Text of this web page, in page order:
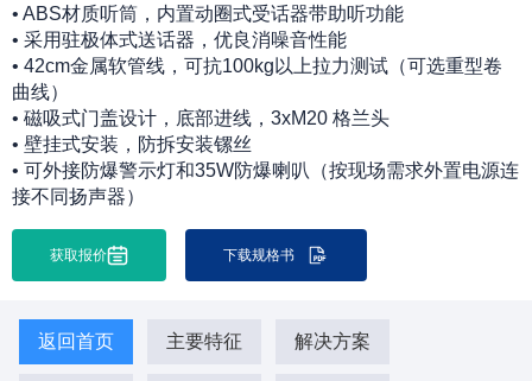
• ABS材质听筒，内置动圈式受话器带助听功能
• 采用驻极体式送话器，优良消噪音性能
• 42cm金属软管线，可抗100kg以上拉力测试（可选重型卷
曲线）
• 磁吸式门盖设计，底部进线，3xM20 格兰头
• 壁挂式安装，防拆安装镙丝
• 可外接防爆警示灯和35W防爆喇叭（按现场需求外置电源连
接不同扬声器）
获取报价 下载规格书
返回首页 主要特征 解决方案